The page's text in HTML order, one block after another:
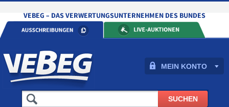
MEIN KONTO